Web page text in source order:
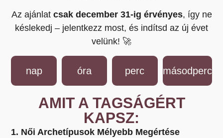
Az ajánlat csak december 31-ig érvényes, így ne
késlekedj – jelentkezz most, és indítsd az új évet
velünk! 🚀
nap óra perc másodperc
AMIT A TAGSÁGÉRT
KAPSZ:
1. Női Archetípusok Mélyebb Megértése